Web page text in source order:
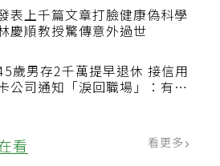
吃飯時喝水稀釋胃酸不消化？營
養師揭「反而有好處」某些族群
才要禁
發表上千篇文章打臉健康偽科學
林慶順教授驚傳意外過世
卡公司通知「淚回職場」：有錢
也碰壁